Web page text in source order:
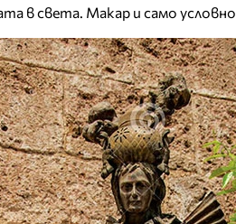
в света. Макар и само условно.